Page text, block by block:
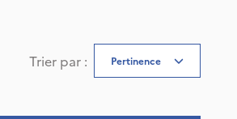
Trier par : Pertinence